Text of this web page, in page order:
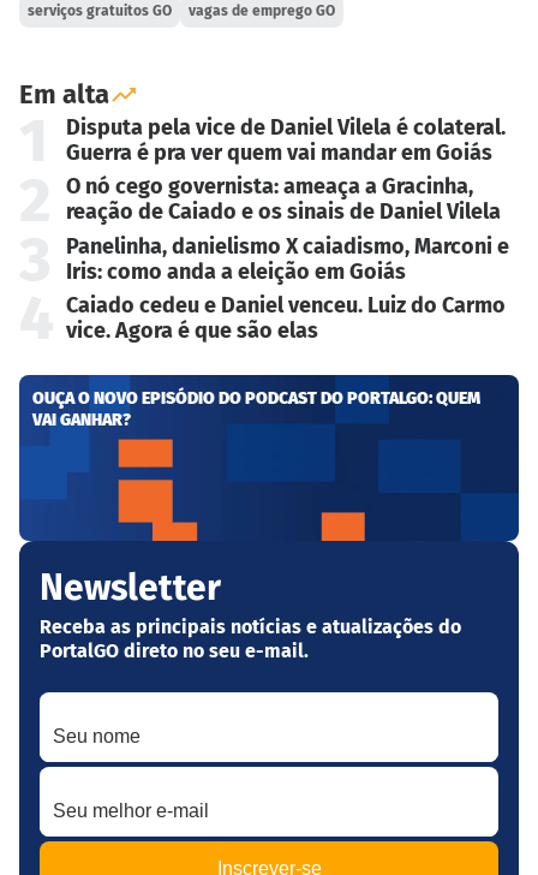
serviços gratuitos GO vagas de emprego GO
Em alta
Disputa pela vice de Daniel Vilela é colateral.
Guerra é pra ver quem vai mandar em Goiás
O nó cego governista: ameaça a Gracinha,
reação de Caiado e os sinais de Daniel Vilela
Panelinha, danielismo X caiadismo, Marconi e
Iris: como anda a eleição em Goiás
Caiado cedeu e Daniel venceu. Luiz do Carmo
vice. Agora é que são elas
OUÇA O NOVO EPISÓDIO DO PODCAST DO PORTALGO: QUEM
VAI GANHAR?
Newsletter
Receba as principais notícias e atualizações do
PortalGO direto no seu e-mail.
Seu nome
Seu melhor e-mail